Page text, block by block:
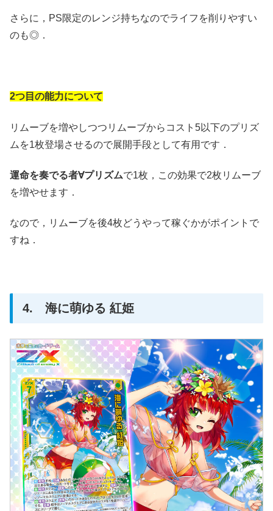
さらに，PS限定のレンジ持ちなのでライフを削りやすい
のも◎．
2つ目の能力について
リムーブを増やしつつリムーブからコスト5以下のプリズ
ムを1枚登場させるので展開手段として有用です．
運命を奏でる者∀プリズムで1枚，この効果で2枚リムーブ
を増やせます．
なので，リムーブを後4枚どうやって稼ぐかがポイントで
すね．
4. 海に萌ゆる 紅姫